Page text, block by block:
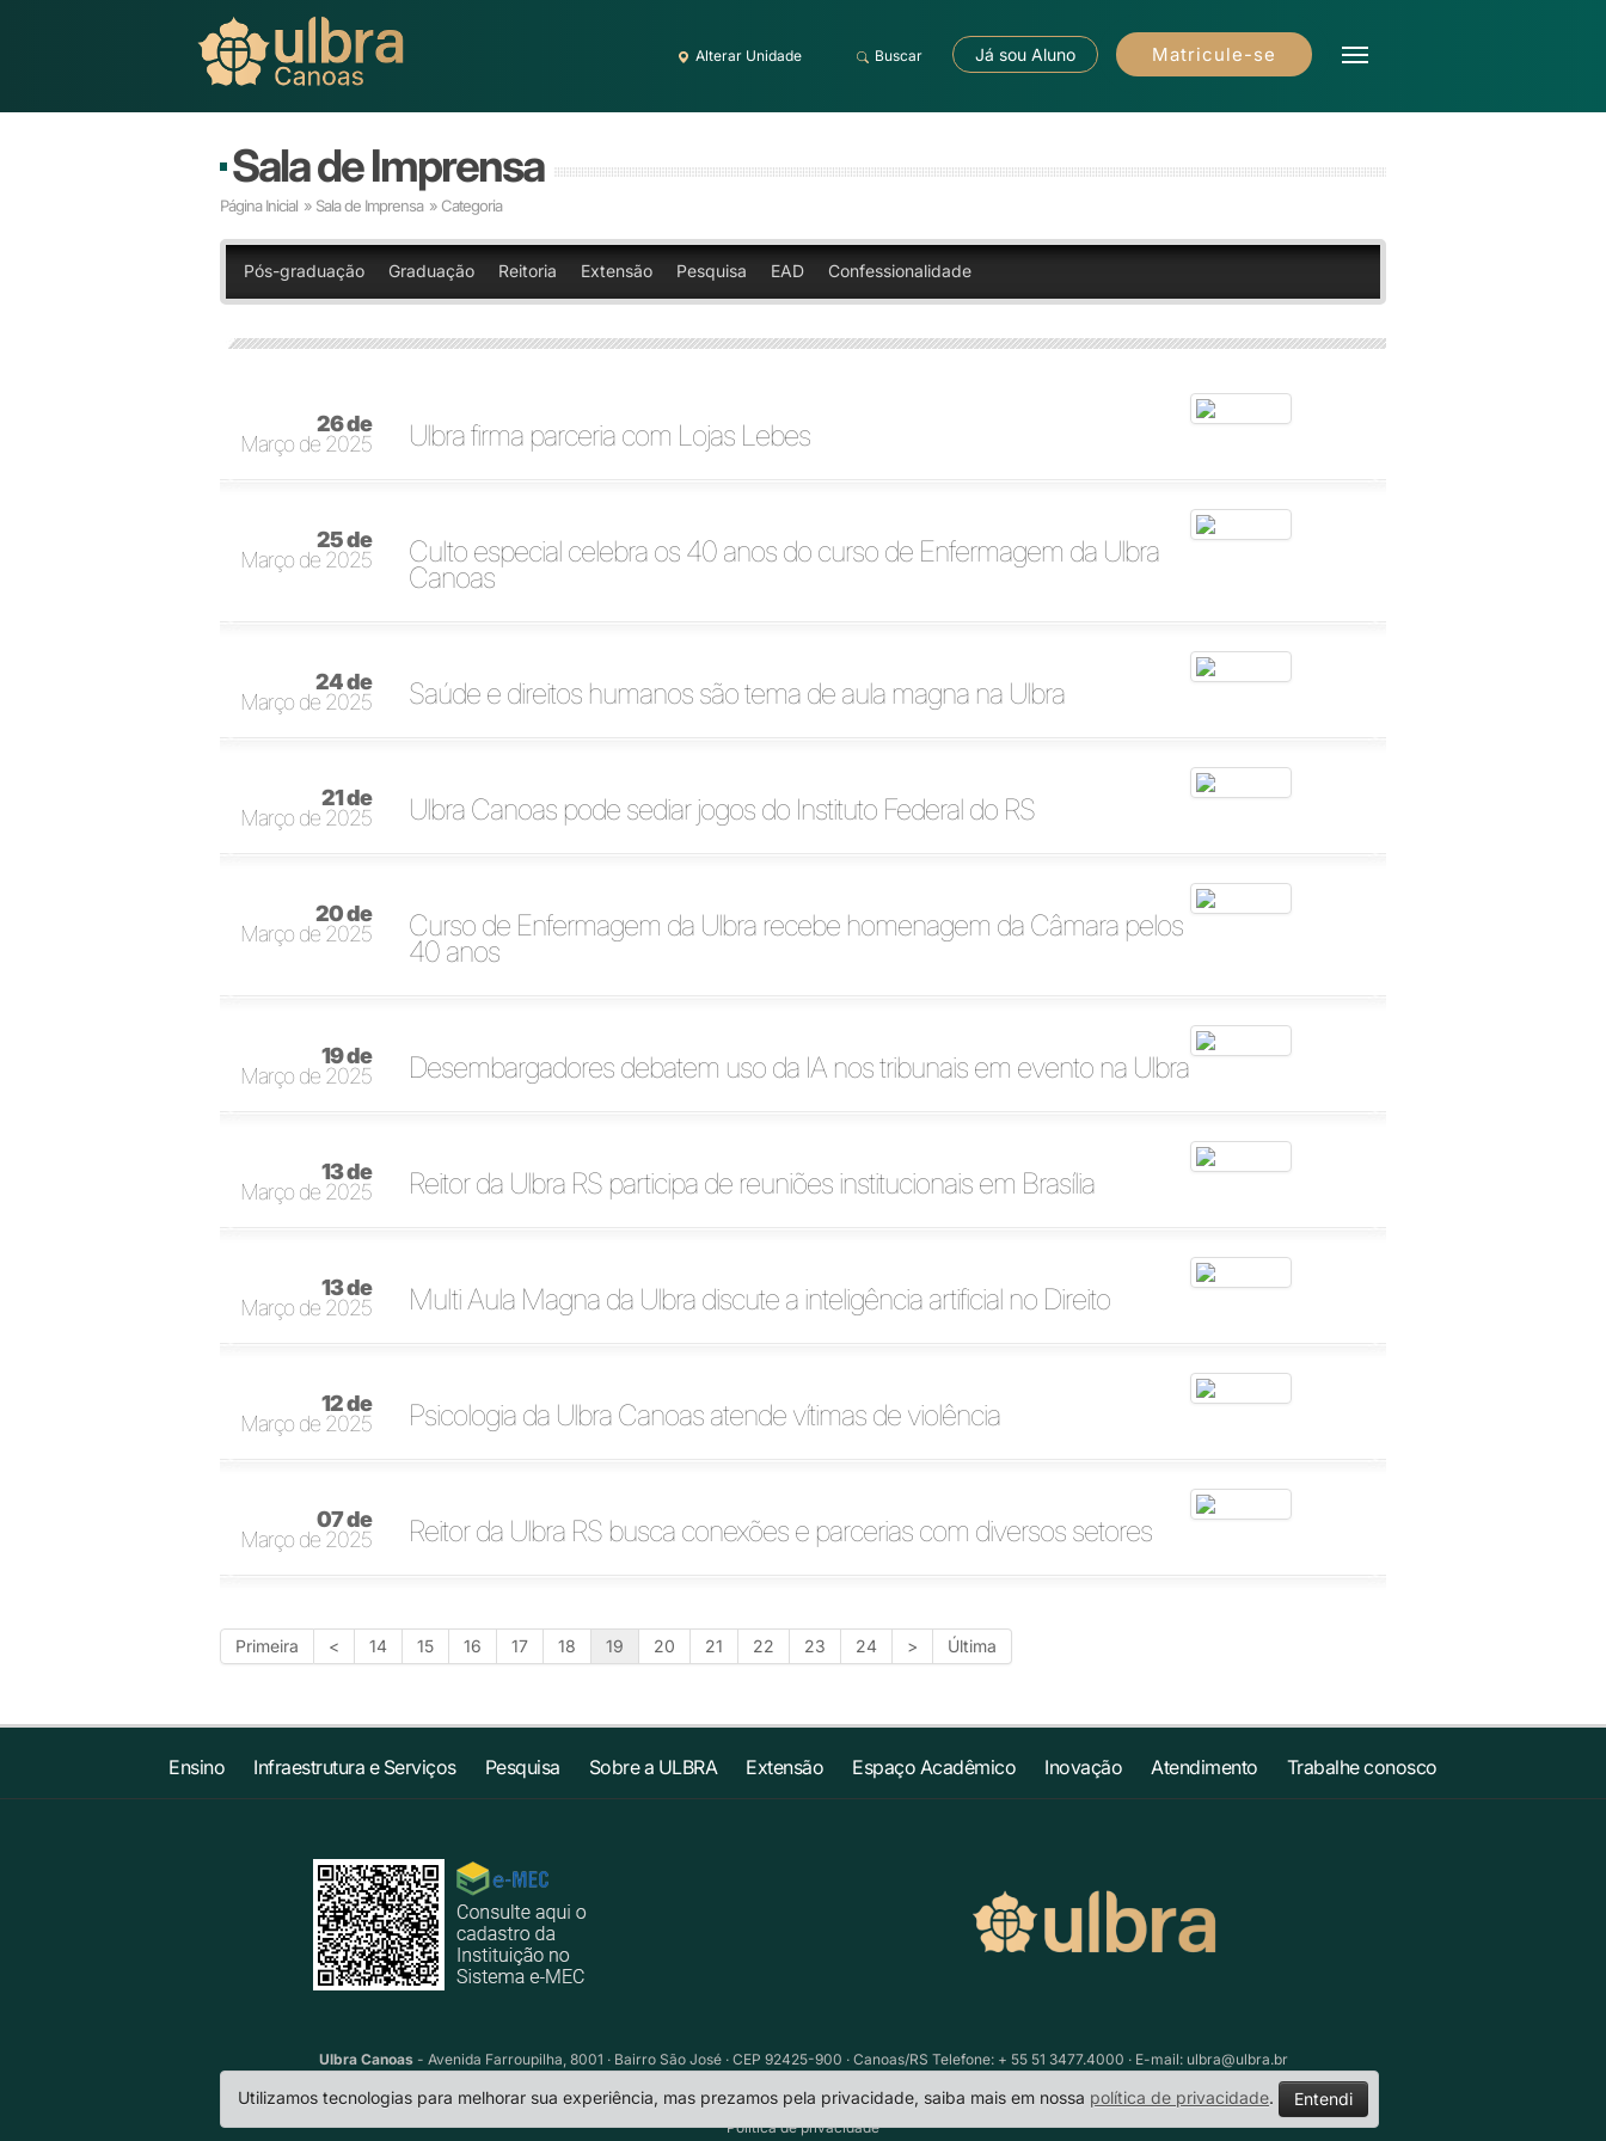
Alterar Unidade Buscar Já sou Aluno Matricule-se
Sala de Imprensa
Página Inicial » Sala de Imprensa » Categoria
Pós-graduação Graduação Reitoria Extensão Pesquisa EAD Confessionalidade
26 de
Março de 2025
Ulbra firma parceria com Lojas Lebes
25 de
Março de 2025
Culto especial celebra os 40 anos do curso de Enfermagem da Ulbra
Canoas
24 de
Março de 2025
Saúde e direitos humanos são tema de aula magna na Ulbra
21 de
Março de 2025
Ulbra Canoas pode sediar jogos do Instituto Federal do RS
20 de
Março de 2025
Curso de Enfermagem da Ulbra recebe homenagem da Câmara pelos
40 anos
19 de
Março de 2025
Desembargadores debatem uso da IA nos tribunais em evento na Ulbra
13 de
Março de 2025
Reitor da Ulbra RS participa de reuniões institucionais em Brasília
13 de
Março de 2025
Multi Aula Magna da Ulbra discute a inteligência artificial no Direito
12 de
Março de 2025
Psicologia da Ulbra Canoas atende vítimas de violência
07 de
Março de 2025
Reitor da Ulbra RS busca conexões e parcerias com diversos setores
Primeira < 14 15 16 17 18 19 20 21 22 23 24 > Última
Ensino Infraestrutura e Serviços Pesquisa Sobre a ULBRA Extensão Espaço Acadêmico Inovação Atendimento Trabalhe conosco
Ulbra Canoas- Avenida Farroupilha, 8001 · Bairro São José · CEP 92425-900 · Canoas/RS Telefone: + 55 51 3477.4000 · E-mail: ulbra@ulbra.br
Política de privacidade
Utilizamos tecnologias para melhorar sua experiência, mas prezamos pela privacidade, saiba mais em nossa política de privacidade. Entendi